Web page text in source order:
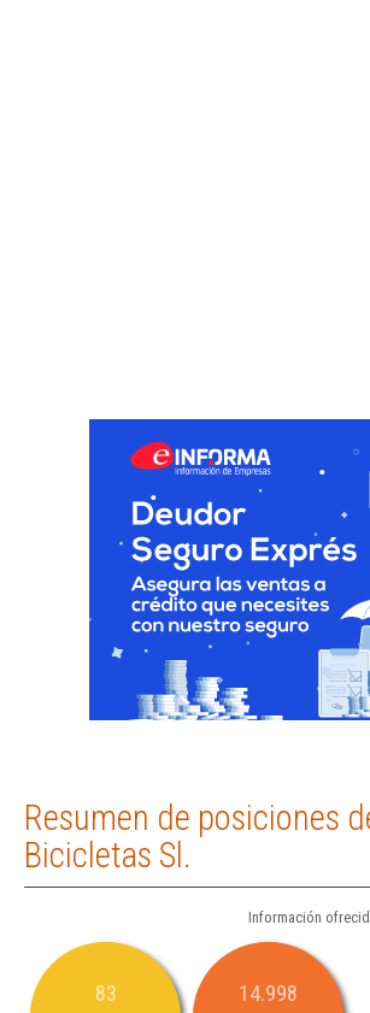
Resumen de posiciones
Bicicletas Sl.
Información
83 14.998